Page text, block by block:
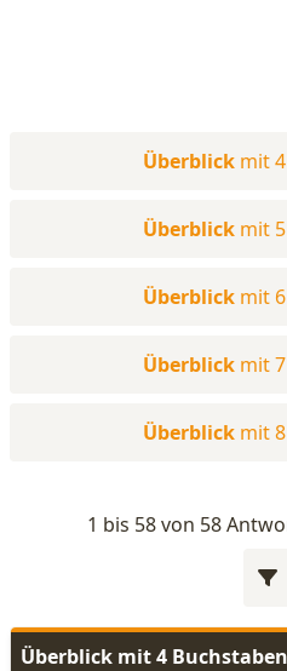
Überblick mit
Überblick mit
Überblick mit
Überblick mit
Überblick mit
1 bis 58 von 58
Überblick mit 4 Buchstaben